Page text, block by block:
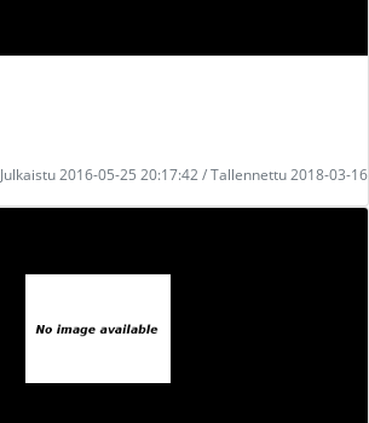
Julkaistu 2016-05-25 20:17:42 / Tallennettu 2018-03-16